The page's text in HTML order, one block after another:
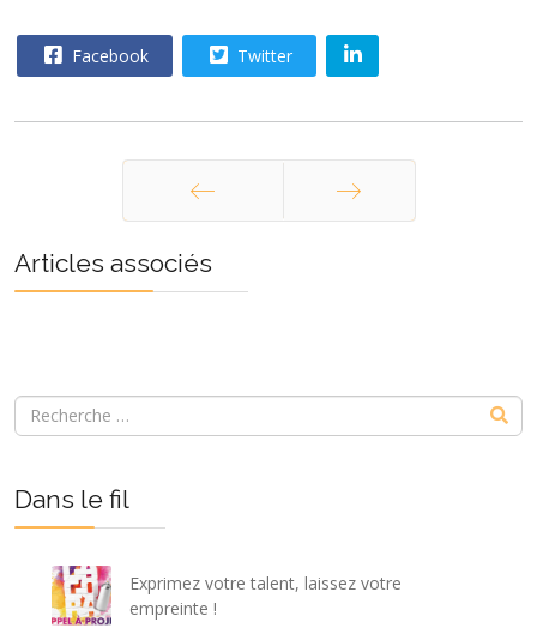
Facebook Twitter
Précédent
Articles associés
Dans le fil
Exprimez votre talent, laissez votre
empreinte !